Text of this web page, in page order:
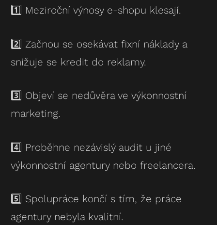
1️⃣ Meziroční výnosy e-shopu klesají.
2️⃣ Začnou se osekávat fixní náklady a
snižuje se kredit do reklamy.
3️⃣ Objeví se nedůvěra ve výkonnostní
marketing.
4️⃣ Proběhne nezávislý audit u jiné
výkonnostní agentury nebo freelancera.
5️⃣ Spolupráce končí s tím, že práce
agentury nebyla kvalitní.